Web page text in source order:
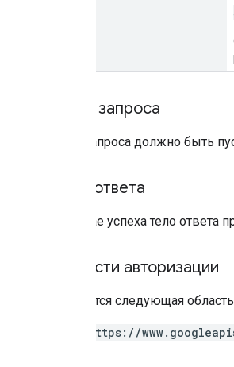
Текст запроса
Тело запроса должно быть
Тело ответа
В случае успеха тело ответа
Области авторизации
Требуется следующая
https://